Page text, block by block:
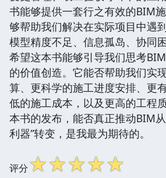
书能够提供一套行之有效的BIM
够帮助我们解决在实际项目中遇
模型精度不足、信息孤岛、协同
希望这本书能够引导我们思考
的价值创造。它能否帮助我们实
算、更科学的施工进度安排、更
低的施工成本，以及更高的工程
本书的发布，能否真正推动BIM从
利器”转变，是我最为期待的。
评分☆☆☆☆☆